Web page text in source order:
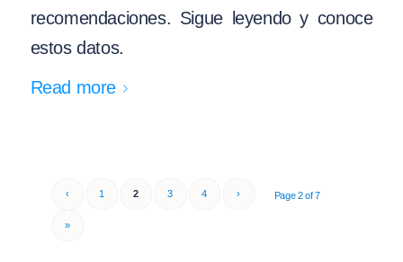
recomendaciones. Sigue leyendo y conoce
estos datos.
Read more
Page 2 of 7
‹ 1 2 3 4 ›
»